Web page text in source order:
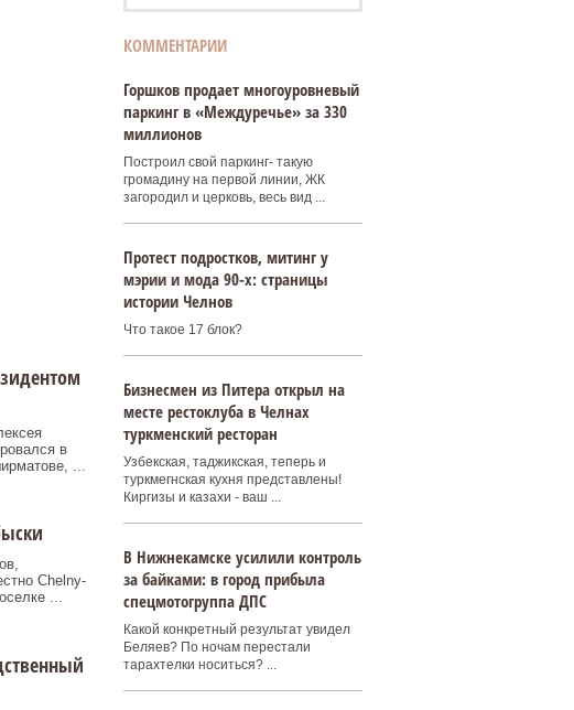
в
...
Chelny-
...
КОММЕНТАРИИ
Горшков продает многоуровневый
паркинг в «Междуречье» за 330
миллионов
Построил свой паркинг- такую
громадину на первой линии, ЖК
загородил и церковь, весь вид ...
Протест подростков, митинг у
мэрии и мода 90-х: страницы
истории Челнов
Что такое 17 блок?
Бизнесмен из Питера открыл на
месте рестоклуба в Челнах
туркменский ресторан
Узбекская, таджикская, теперь и
туркмегнская кухня представлены!
Киргизы и казахи - ваш ...
В Нижнекамске усилили контроль
за байками: в город прибыла
спецмотогруппа ДПС
Какой конкретный результат увидел
Беляев? По ночам перестали
тарахтелки носиться? ...